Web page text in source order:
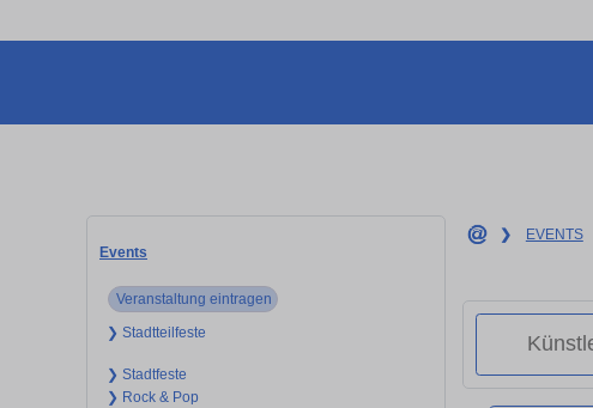
Events
Veranstaltung eintragen
❯ Stadtteilfeste
❯ Stadtfeste
❯ Rock & Pop
❯ EVENTS